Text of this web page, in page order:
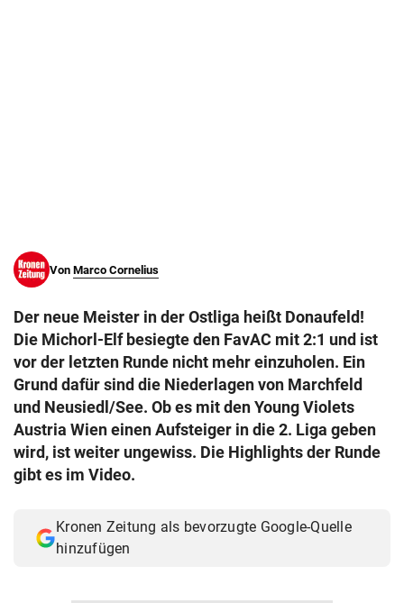
Von Marco Cornelius
Der neue Meister in der Ostliga heißt Donaufeld!
Die Michorl-Elf besiegte den FavAC mit 2:1 und ist
vor der letzten Runde nicht mehr einzuholen. Ein
Grund dafür sind die Niederlagen von Marchfeld
und Neusiedl/See. Ob es mit den Young Violets
Austria Wien einen Aufsteiger in die 2. Liga geben
wird, ist weiter ungewiss. Die Highlights der Runde
gibt es im Video.
Kronen Zeitung als bevorzugte Google-Quelle
hinzufügen